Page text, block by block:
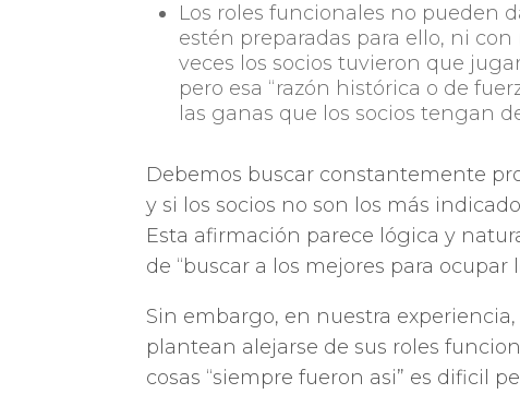
Los roles funcionales no pueden
estén preparadas para ello, ni
veces los socios tuvieron que
pero esa “razón histórica o de
las ganas que los socios tengan
Debemos buscar constantemente
y si los socios no son los más
Esta afirmación parece lógica y
de “buscar a los mejores para ocupar
Sin embargo, en nuestra
plantean alejarse de sus roles
cosas “siempre fueron asi” es dificil